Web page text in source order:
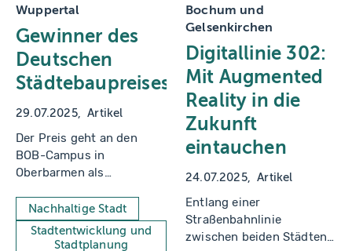
Wuppertal
Gewinner des
Deutschen
Städtebaupreises
29.07.2025 Artikel
Der Preis geht an den
BOB-Campus in
Oberbarmen als
innovativer Beitrag zur
Stadtbaukultur.
Nachhaltige Stadt
Stadtentwicklung und
Stadtplanung
Bochum und
Gelsenkirchen
Digitallinie 302:
Mit Augmented
Reality in die
Zukunft
eintauchen
24.07.2025 Artikel
Entlang einer
Straßenbahnlinie
zwischen beiden Städten